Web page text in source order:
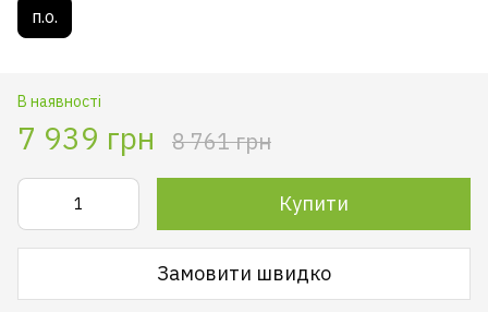
п.о.
В наявності
7 939 грн 8 761 грн
Купити
Замовити швидко